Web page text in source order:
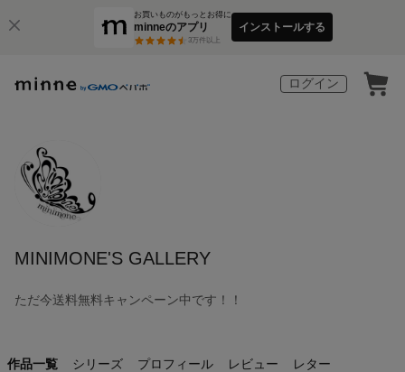
お買いものがもっとお得に
minneのアプリ
3万件以上
インストールする
ログイン
MINIMONE'S GALLERY
ただ今送料無料キャンペーン中です！！
作品一覧 シリーズ プロフィール レビュー レター